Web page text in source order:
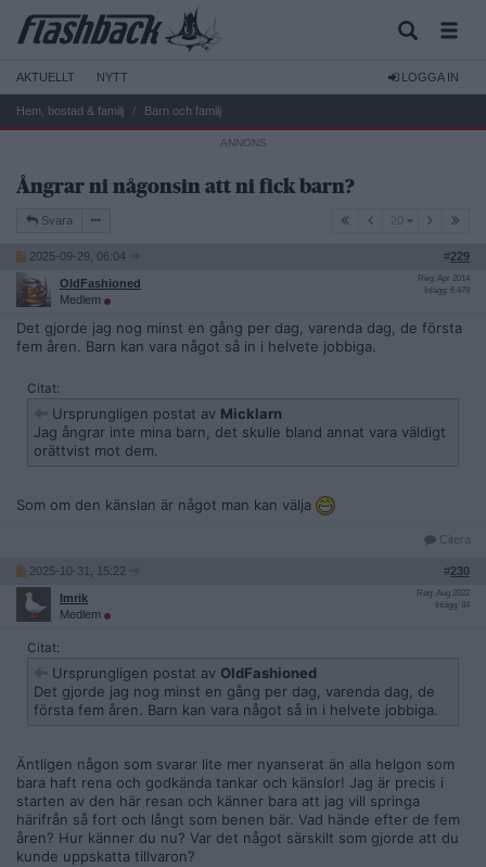
AKTUELLT NYTT LOGGA IN
Hem, bostad & familj Barn och familj
Ångrar ni någonsin att ni fick barn?
Svara
2025-09-29, 06:04 #229
OldFashioned
Medlem
Reg: Apr 2014
Inlägg: 6 479
Det gjorde jag nog minst en gång per dag, varenda dag, de första
fem åren. Barn kan vara något så in i helvete jobbiga.
Citat:
Ursprungligen postat av Micklarn
Jag ångrar inte mina barn, det skulle bland annat vara väldigt
orättvist mot dem.
Som om den känslan är något man kan välja
Citera
2025-10-31, 15:22 #230
Imrik
Medlem
Reg: Aug 2022
Inlägg: 84
Citat:
Ursprungligen postat av OldFashioned
Det gjorde jag nog minst en gång per dag, varenda dag, de
första fem åren. Barn kan vara något så in i helvete jobbiga.
Äntligen någon som svarar lite mer nyanserat än alla helgon som
bara haft rena och godkända tankar och känslor! Jag är precis i
starten av den här resan och känner bara att jag vill springa
härifrån så fort och långt som benen bär. Vad hände efter de fem
åren? Hur känner du nu? Var det något särskilt som gjorde att du
kunde uppskatta tillvaron?